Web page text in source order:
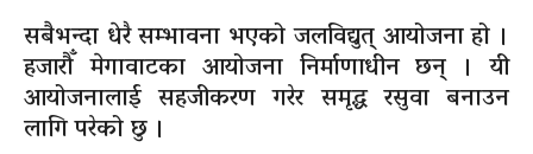
सबैभन्दा धेरै सम्भावना भएको जलविद्युत् आयोजना हो ।
हजारौँ मेगावाटका आयोजना निर्माणाधीन छन् । यी
आयोजनालाई सहजीकरण गरेर समृद्ध रसुवा बनाउन
लागि परेको छु ।